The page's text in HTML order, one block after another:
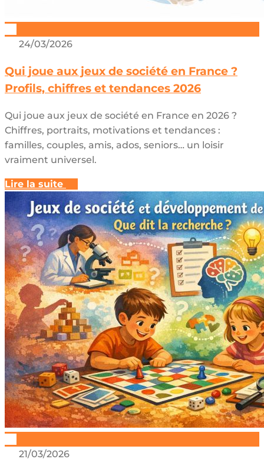
24/03/2026
Qui joue aux jeux de société en France ?
Profils, chiffres et tendances 2026
Qui joue aux jeux de société en France en 2026 ?
Chiffres, portraits, motivations et tendances :
familles, couples, amis, ados, seniors… un loisir
vraiment universel.
Lire la suite
21/03/2026